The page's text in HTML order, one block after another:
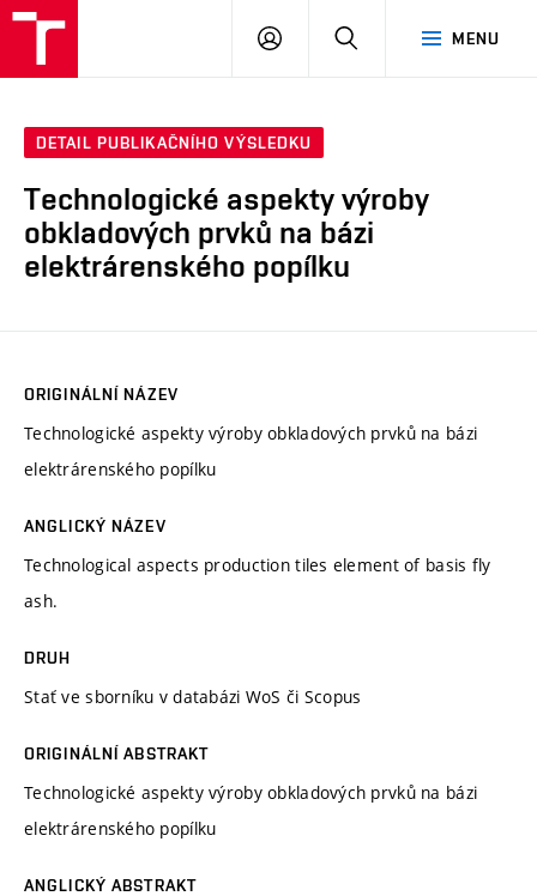
MENU
PŘIHLÁSIT
DETAIL PUBLIKAČNÍHO VÝSLEDKU
Technologické aspekty výroby
obkladových prvků na bázi
elektrárenského popílku
ORIGINÁLNÍ NÁZEV
Technologické aspekty výroby obkladových prvků na bázi
elektrárenského popílku
ANGLICKÝ NÁZEV
Technological aspects production tiles element of basis fly
ash.
DRUH
Stať ve sborníku v databázi WoS či Scopus
ORIGINÁLNÍ ABSTRAKT
Technologické aspekty výroby obkladových prvků na bázi
elektrárenského popílku
ANGLICKÝ ABSTRAKT